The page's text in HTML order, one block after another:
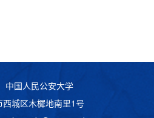
中国人民公安大学
城区木樨地南里1号